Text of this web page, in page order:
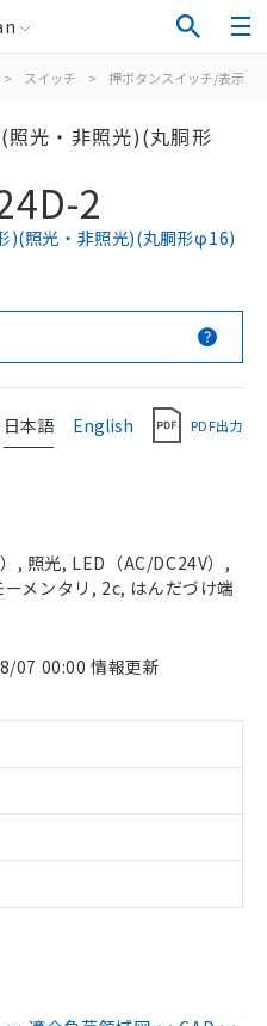
> スイッチ > 押ボタンスイッチ/表示灯
光・非照光)(丸胴形
2
)(照光・非照光)(丸胴形φ16)
日本語 English PDF出力
, 照光, LED（AC/DC24V）,
メンタリ, 2c, はんだづけ端
07 00:00 情報更新